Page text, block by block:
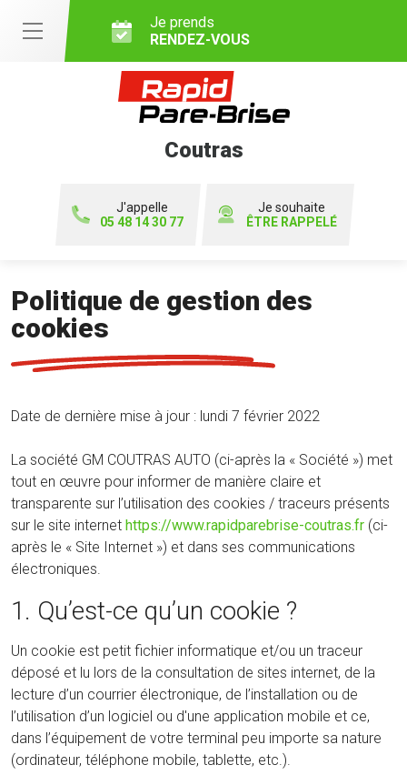
Je prends
RENDEZ-VOUS
Coutras
J'appelle
05 48 14 30 77
Je souhaite
ÊTRE RAPPELÉ
Politique de gestion des
cookies
Date de dernière mise à jour : lundi 7 février 2022
La société GM COUTRAS AUTO (ci-après la « Société ») met
tout en œuvre pour informer de manière claire et
transparente sur l’utilisation des cookies / traceurs présents
sur le site internet https://www.rapidparebrise-coutras.fr (ci-
après le « Site Internet ») et dans ses communications
électroniques.
1. Qu’est-ce qu’un cookie ?
Un cookie est petit fichier informatique et/ou un traceur
déposé et lu lors de la consultation de sites internet, de la
lecture d’un courrier électronique, de l’installation ou de
l’utilisation d’un logiciel ou d'une application mobile et ce,
dans l’équipement de votre terminal peu importe sa nature
(ordinateur, téléphone mobile, tablette, etc.).